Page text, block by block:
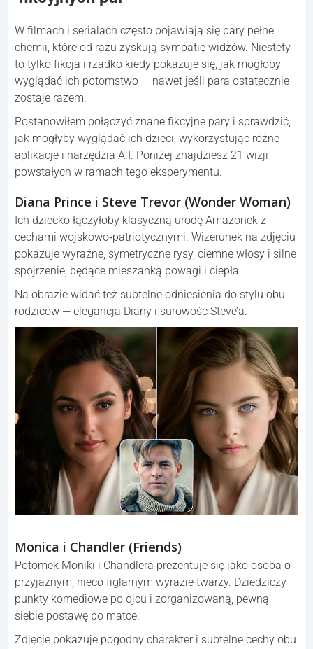
W filmach i serialach często pojawiają się pary pełne
chemii, które od razu zyskują sympatię widzów. Niestety
to tylko fikcja i rzadko kiedy pokazuje się, jak mogłoby
wyglądać ich potomstwo — nawet jeśli para ostatecznie
zostaje razem.
Postanowiłem połączyć znane fikcyjne pary i sprawdzić,
jak mogłyby wyglądać ich dzieci, wykorzystując różne
aplikacje i narzędzia A.I. Poniżej znajdziesz 21 wizji
powstałych w ramach tego eksperymentu.
Diana Prince i Steve Trevor (Wonder Woman)
Ich dziecko łączyłoby klasyczną urodę Amazonek z
cechami wojskowo‑patriotycznymi. Wizerunek na zdjęciu
pokazuje wyraźne, symetryczne rysy, ciemne włosy i silne
spojrzenie, będące mieszanką powagi i ciepła.
Na obrazie widać też subtelne odniesienia do stylu obu
rodziców — elegancja Diany i surowość Steve’a.
Monica i Chandler (Friends)
Potomek Moniki i Chandlera prezentuje się jako osoba o
przyjaznym, nieco figlarnym wyrazie twarzy. Dziedziczy
punkty komediowe po ojcu i zorganizowaną, pewną
siebie postawę po matce.
Zdjęcie pokazuje pogodny charakter i subtelne cechy obu